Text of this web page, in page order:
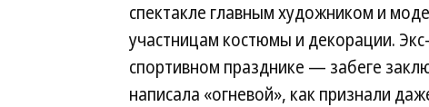
спектакле главным художником и
участницам костюмы и декорации.
спортивном празднике — забеге
написала «огневой», как признали